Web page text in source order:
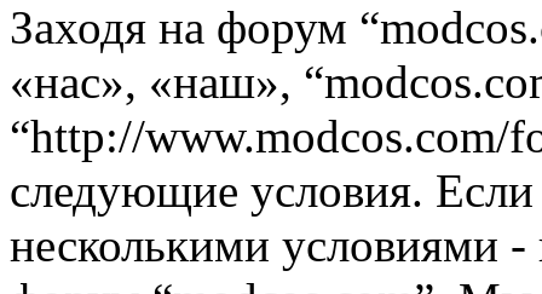
Заходя на форум
«нас», «наш»,
“http://www.modcos.com/
следующие условия.
несколькими условиями -